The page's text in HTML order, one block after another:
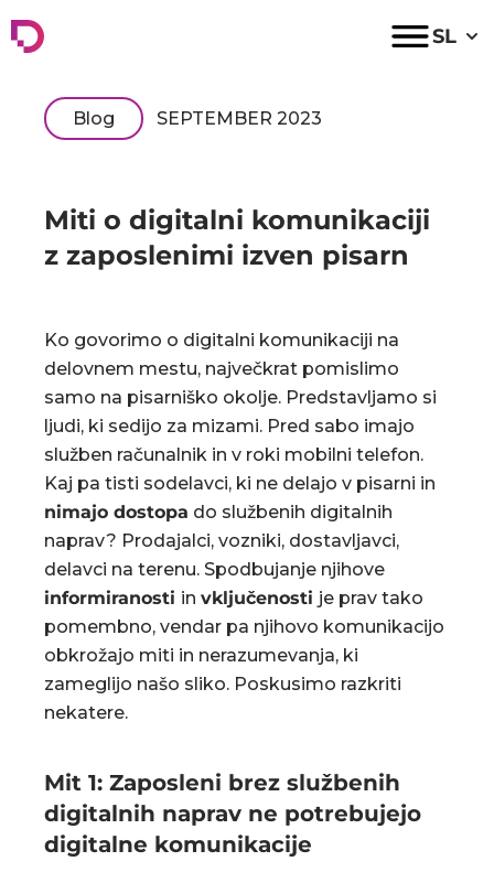
Digital Agora SL
Blog SEPTEMBER 2023
Miti o digitalni komunikaciji
z zaposlenimi izven pisarn
Ko govorimo o digitalni komunikaciji na
delovnem mestu, največkrat pomislimo
samo na pisarniško okolje. Predstavljamo si
ljudi, ki sedijo za mizami. Pred sabo imajo
služben računalnik in v roki mobilni telefon.
Kaj pa tisti sodelavci, ki ne delajo v pisarni in
nimajo dostopa do službenih digitalnih
naprav? Prodajalci, vozniki, dostavljavci,
delavci na terenu. Spodbujanje njihove
informiranosti in vključenosti je prav tako
pomembno, vendar pa njihovo komunikacijo
obkrožajo miti in nerazumevanja, ki
zameglijo našo sliko. Poskusimo razkriti
nekatere.
Mit 1: Zaposleni brez službenih
digitalnih naprav ne potrebujejo
digitalne komunikacije